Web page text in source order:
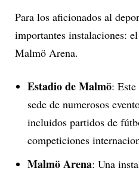
Para los aficionados al
importantes instalaciones:
Malmö Arena.
Estadio de Malmö:
sede de numerosos
incluidos partidos de
competiciones
Malmö Arena: Una